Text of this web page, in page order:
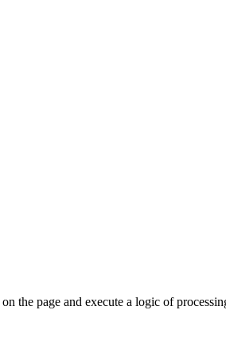
the page and execute a logic of